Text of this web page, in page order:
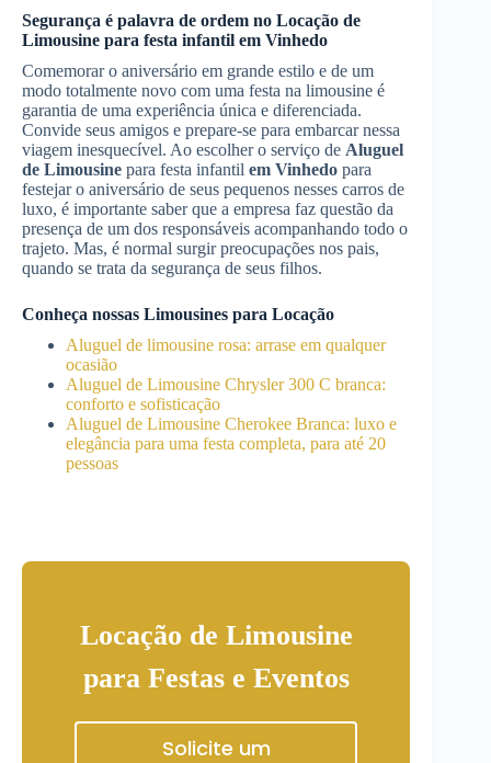
Segurança é palavra de ordem no Locação de
Limousine para festa infantil em Vinhedo
Comemorar o aniversário em grande estilo e de um
modo totalmente novo com uma festa na limousine é
garantia de uma experiência única e diferenciada.
Convide seus amigos e prepare-se para embarcar nessa
viagem inesquecível. Ao escolher o serviço de Aluguel
de Limousine para festa infantil em Vinhedo para
festejar o aniversário de seus pequenos nesses carros de
luxo, é importante saber que a empresa faz questão da
presença de um dos responsáveis acompanhando todo o
trajeto. Mas, é normal surgir preocupações nos pais,
quando se trata da segurança de seus filhos.
Conheça nossas Limousines para Locação
Aluguel de limousine rosa: arrase em qualquer
ocasião
Aluguel de Limousine Chrysler 300 C branca:
conforto e sofisticação
Aluguel de Limousine Cherokee Branca: luxo e
elegância para uma festa completa, para até 20
pessoas
Locação de Limousine
para Festas e Eventos
Solicite um